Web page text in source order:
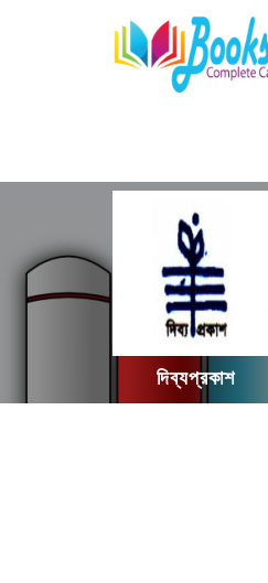
দিব্যপ্রকাশ